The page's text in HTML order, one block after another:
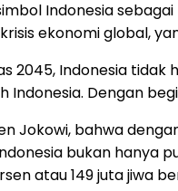
Indonesia
ekonomi global,
2045, Indonesia
Dengan
Jokowi, bahwa
bukan hanya
atau 149 juta jiwa